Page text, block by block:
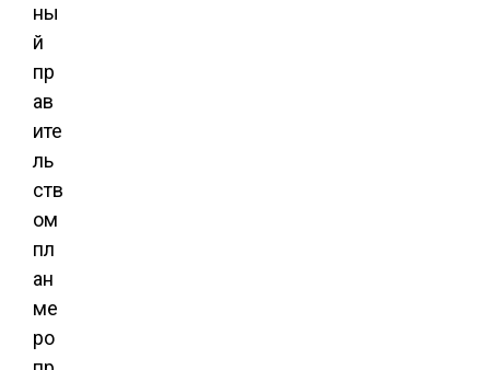
ны
й
пр
ав
ите
ль
ств
ом
пл
ан
ме
ро